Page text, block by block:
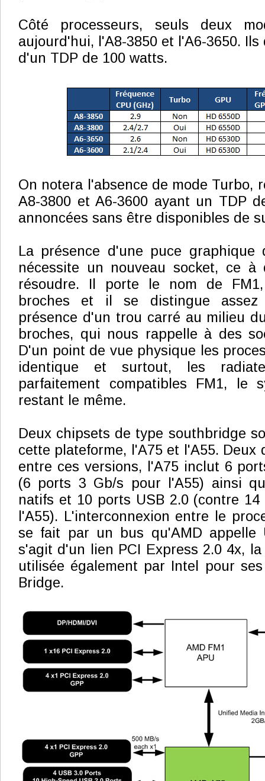
Côté processeurs, seuls deux
aujourd'hui, l'A8-3850 et l'A6-3650.
d'un TDP de 100 watts.
On notera l'absence de mode Turbo,
A8-3800 et A6-3600 ayant un TDP
annoncées sans être disponibles de
La présence d'une puce graphique
nécessite un nouveau socket, ce
résoudre. Il porte le nom de
broches et il se distingue
présence d'un trou carré au milieu
broches, qui nous rappelle à des
D'un point de vue physique les
identique et surtout, les
parfaitement compatibles FM1, le
restant le même.
Deux chipsets de type southbridge
cette plateforme, l'A75 et l'A55. Deux
entre ces versions, l'A75 inclut 6
(6 ports 3 Gb/s pour l'A55) ainsi
natifs et 10 ports USB 2.0 (contre
l'A55). L'interconnexion entre le
se fait par un bus qu'AMD appelle
s'agit d'un lien PCI Express 2.0 4x,
utilisée également par Intel pour
Bridge.